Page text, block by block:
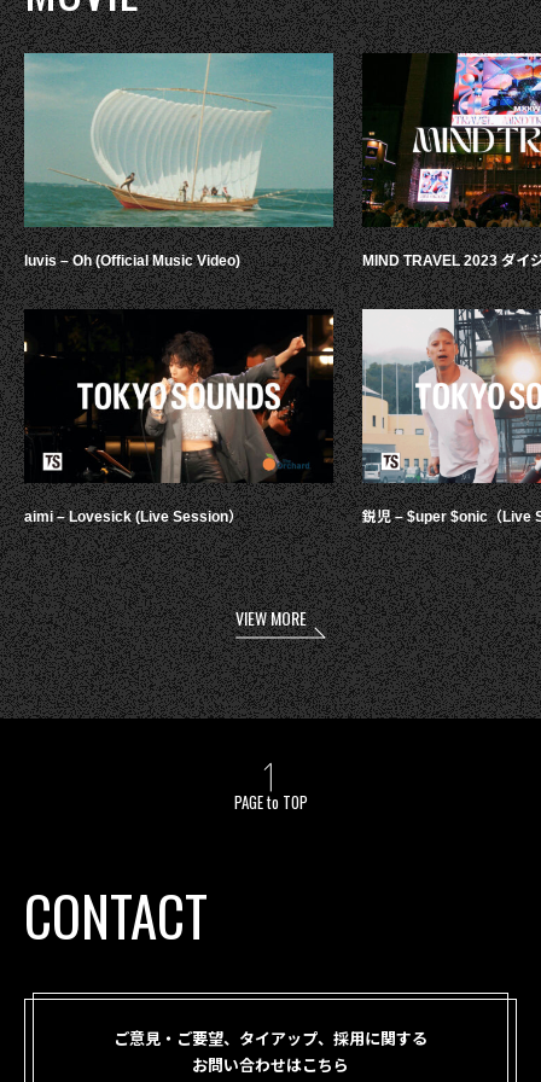
luvis – Oh (Official Music Video)
aimi – Lovesick (Live Session）
MIND TRAVEL 2023 ダイ
鋭児 – $uper $onic（Live
VIEW MORE
PAGE to TOP
CONTACT
ご意見・ご要望、タイアップ、採用に関する
お問い合わせはこちら